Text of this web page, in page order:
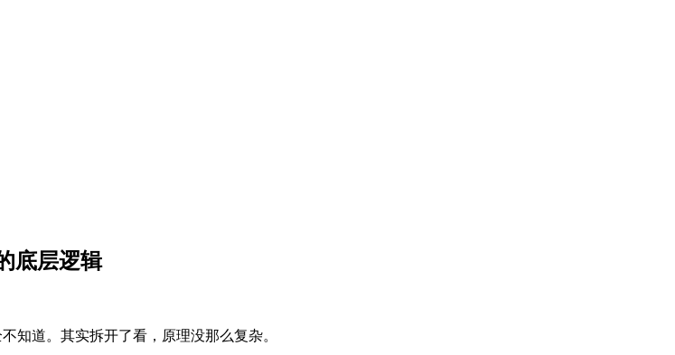
底层逻辑
知道。其实拆开了看，原理没那么复杂。